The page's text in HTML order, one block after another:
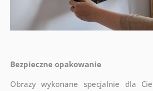
Bezpieczne opakowanie
Obrazy wykonane specjalnie dla